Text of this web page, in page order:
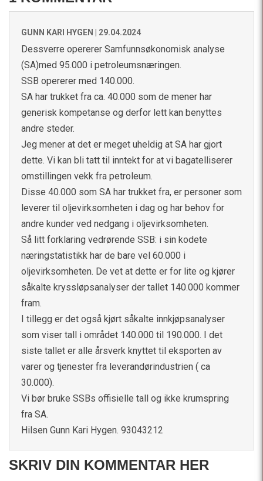
GUNN KARI HYGEN | 29.04.2024
Dessverre opererer Samfunnsøkonomisk analyse
(SA)med 95.000 i petroleumsnæringen.
SSB opererer med 140.000.
SA har trukket fra ca. 40.000 som de mener har
generisk kompetanse og derfor lett kan benyttes
andre steder.
Jeg mener at det er meget uheldig at SA har gjort
dette. Vi kan bli tatt til inntekt for at vi bagatelliserer
omstillingen vekk fra petroleum.
Disse 40.000 som SA har trukket fra, er personer som
leverer til oljevirksomheten i dag og har behov for
andre kunder ved nedgang i oljevirksomheten.
Så litt forklaring vedrørende SSB: i sin kodete
næringstatistikk har de bare vel 60.000 i
oljevirksomheten. De vet at dette er for lite og kjører
såkalte kryssløpsanalyser der tallet 140.000 kommer
fram.
I tillegg er det også kjørt såkalte innkjøpsanalyser
som viser tall i området 140.000 til 190.000. I det
siste tallet er alle årsverk knyttet til eksporten av
varer og tjenester fra leverandørindustrien ( ca
30.000).
Vi bør bruke SSBs offisielle tall og ikke krumspring
fra SA.
Hilsen Gunn Kari Hygen. 93043212
SKRIV DIN KOMMENTAR HER